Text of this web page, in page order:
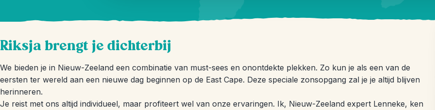
Riksja brengt je dichterbij
We bieden je in Nieuw-Zeeland een combinatie van must-sees en onontdekte plekken. Zo kun je als een van de
eersten ter wereld aan een nieuwe dag beginnen op de East Cape. Deze speciale zonsopgang zal je je altijd blijven
herinneren.
Je reist met ons altijd individueel, maar profiteert wel van onze ervaringen. Ik, Nieuw-Zeeland expert Lenneke, ken